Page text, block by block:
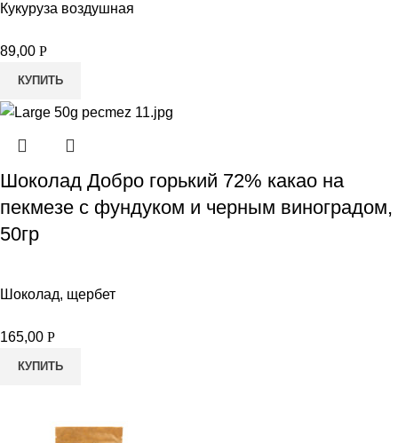
Кукуруза воздушная
89,00 Р
КУПИТЬ
Шоколад Добро горький 72% какао на
пекмезе с фундуком и черным виноградом,
50гр
Шоколад, щербет
165,00 Р
КУПИТЬ